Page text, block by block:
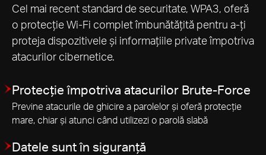
Cel mai recent standard de securitate, WPA3, oferă
o protecție Wi-Fi complet îmbunătățită pentru a-ți
proteja dispozitivele și informațiile private împotriva
atacurilor cibernetice.
Protecție împotriva atacurilor Brute-Force
Previne atacurile de ghicire a parolelor și oferă protecție
mare, chiar și atunci când utilizezi o parolă slabă
Datele sunt în siguranță